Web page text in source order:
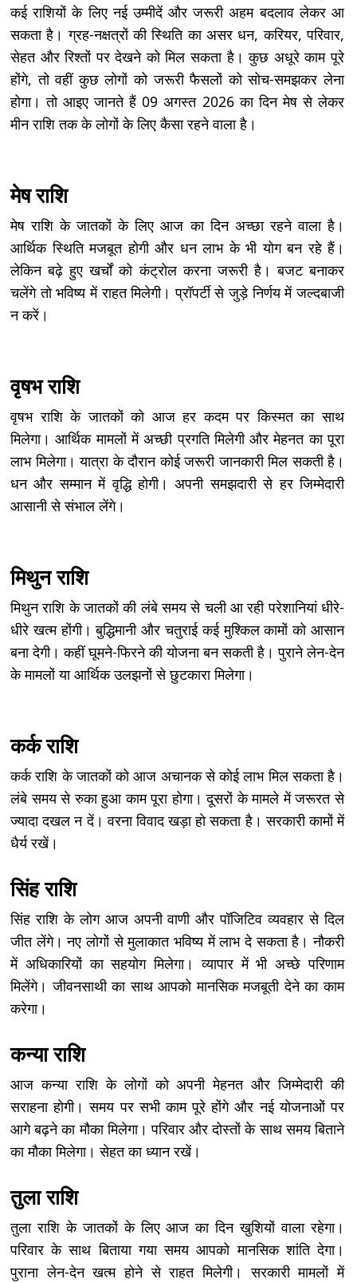
कई राशियों के लिए नई उम्मीदें और जरूरी अहम बदलाव लेकर आ
सकता है। ग्रह-नक्षत्रों की स्थिति का असर धन, करियर, परिवार,
सेहत और रिश्तों पर देखने को मिल सकता है। कुछ अधूरे काम पूरे
होंगे, तो वहीं कुछ लोगों को जरूरी फैसलों को सोच-समझकर लेना
होगा। तो आइए जानते हैं 09 अगस्त 2026 का दिन मेष से लेकर
मीन राशि तक के लोगों के लिए कैसा रहने वाला है।
मेष राशि
मेष राशि के जातकों के लिए आज का दिन अच्छा रहने वाला है।
आर्थिक स्थिति मजबूत होगी और धन लाभ के भी योग बन रहे हैं।
लेकिन बढ़े हुए खर्चों को कंट्रोल करना जरूरी है। बजट बनाकर
चलेंगे तो भविष्य में राहत मिलेगी। प्रॉपर्टी से जुड़े निर्णय में जल्दबाजी
न करें।
वृषभ राशि
वृषभ राशि के जातकों को आज हर कदम पर किस्मत का साथ
मिलेगा। आर्थिक मामलों में अच्छी प्रगति मिलेगी और मेहनत का पूरा
लाभ मिलेगा। यात्रा के दौरान कोई जरूरी जानकारी मिल सकती है।
धन और सम्मान में वृद्धि होगी। अपनी समझदारी से हर जिम्मेदारी
आसानी से संभाल लेंगे।
मिथुन राशि
मिथुन राशि के जातकों की लंबे समय से चली आ रही परेशानियां धीरे-
धीरे खत्म होंगी। बुद्धिमानी और चतुराई कई मुश्किल कामों को आसान
बना देगी। कहीं घूमने-फिरने की योजना बन सकती है। पुराने लेन-देन
के मामलों या आर्थिक उलझनों से छुटकारा मिलेगा।
कर्क राशि
कर्क राशि के जातकों को आज अचानक से कोई लाभ मिल सकता है।
लंबे समय से रुका हुआ काम पूरा होगा। दूसरों के मामले में जरूरत से
ज्यादा दखल न दें। वरना विवाद खड़ा हो सकता है। सरकारी कामों में
धैर्य रखें।
सिंह राशि
सिंह राशि के लोग आज अपनी वाणी और पॉजिटिव व्यवहार से दिल
जीत लेंगे। नए लोगों से मुलाकात भविष्य में लाभ दे सकता है। नौकरी
में अधिकारियों का सहयोग मिलेगा। व्यापार में भी अच्छे परिणाम
मिलेंगे। जीवनसाथी का साथ आपको मानसिक मजबूती देने का काम
करेगा।
कन्या राशि
आज कन्या राशि के लोगों को अपनी मेहनत और जिम्मेदारी की
सराहना होगी। समय पर सभी काम पूरे होंगे और नई योजनाओं पर
आगे बढ़ने का मौका मिलेगा। परिवार और दोस्तों के साथ समय बिताने
का मौका मिलेगा। सेहत का ध्यान रखें।
तुला राशि
तुला राशि के जातकों के लिए आज का दिन खुशियों वाला रहेगा।
परिवार के साथ बिताया गया समय आपको मानसिक शांति देगा।
पुराना लेन-देन खत्म होने से राहत मिलेगी। सरकारी मामलों में